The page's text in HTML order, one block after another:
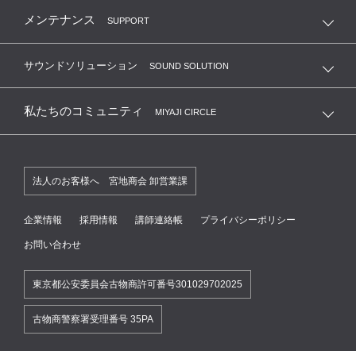
メンテナンス SUPPORT
サウンドソリューション SOUND SOLUTION
私たちのコミュニティ MIYAJI CIRCLE
法人のお客様へ 宮地商会 卸営業課
企業情報 採用情報 講師連絡帳 プライバシーポリシー
お問い合わせ
東京都公安委員会古物商許可番号301029702025
古物商警察署受理番号 35PA